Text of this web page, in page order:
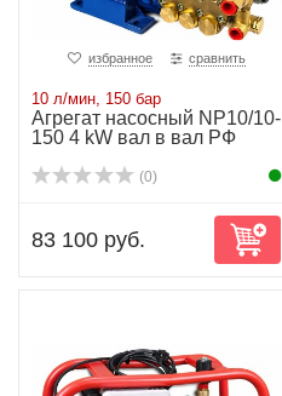
избранное сравнить
10 л/мин, 150 бар
Агрегат насосный NP10/10-
150 4 kW вал в вал РФ
(0)
83 100 руб.